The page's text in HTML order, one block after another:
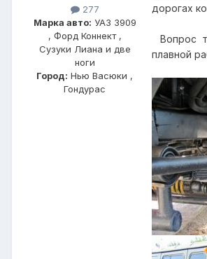
277
Марка авто: УАЗ 3909
, Форд Коннект ,
Сузуки Лиана и две
ноги
Город: Нью Васюки ,
Гондурас
дорогах
Вопрос
плавной